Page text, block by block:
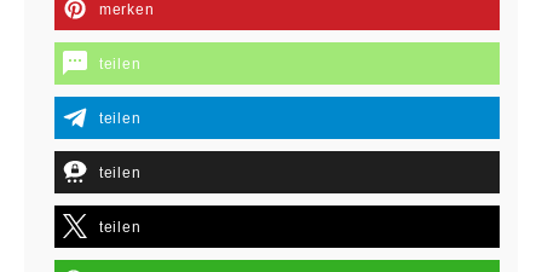
merken
teilen
teilen
teilen
teilen